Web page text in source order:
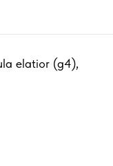
elatior (g4),